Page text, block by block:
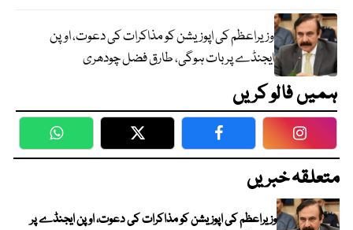
وزیراعظم کی اپوزیشن کو مذاکرات کی دعوت، اوپن
ایجنڈے پر بات ہوگی، طارق فضل چودھری
ہمیں فالو کریں
WhatsApp Twitter Facebook
متعلقہ خبریں
وزیراعظم کی اپوزیشن کو مذاکرات کی دعوت، اوپن ایجنڈے پر